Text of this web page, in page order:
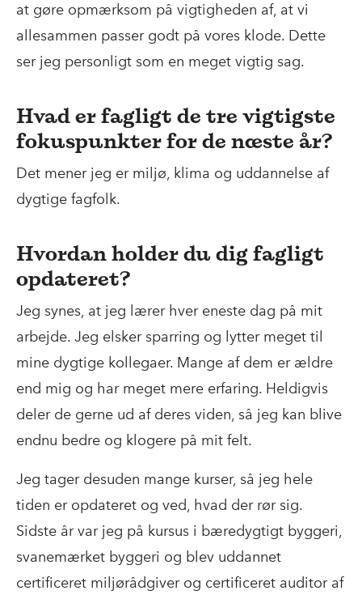
at gøre opmærksom på vigtigheden af, at vi
allesammen passer godt på vores klode. Dette
ser jeg personligt som en meget vigtig sag.
Hvad er fagligt de tre vigtigste
fokuspunkter for de næste år?
Det mener jeg er miljø, klima og uddannelse af
dygtige fagfolk.
Hvordan holder du dig fagligt
opdateret?
Jeg synes, at jeg lærer hver eneste dag på mit
arbejde. Jeg elsker sparring og lytter meget til
mine dygtige kollegaer. Mange af dem er ældre
end mig og har meget mere erfaring. Heldigvis
deler de gerne ud af deres viden, så jeg kan blive
endnu bedre og klogere på mit felt.
Jeg tager desuden mange kurser, så jeg hele
tiden er opdateret og ved, hvad der rør sig.
Sidste år var jeg på kursus i bæredygtigt byggeri,
svanemærket byggeri og blev uddannet
certificeret miljørådgiver og certificeret auditor af